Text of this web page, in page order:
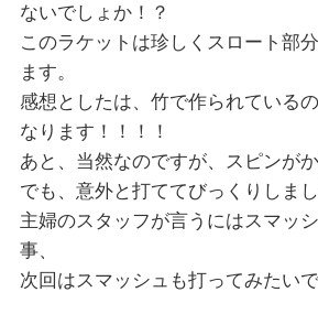
ないでしょか！？
このラケットは珍しくスロート部
ます。
感想としたは、竹で作られている
なります！！！！
あと、当然なのですが、スピンが
でも、意外と打ててびっくりしまし
主婦のスタッフが言うにはスマッ
事、
次回はスマッシュも打ってみたい